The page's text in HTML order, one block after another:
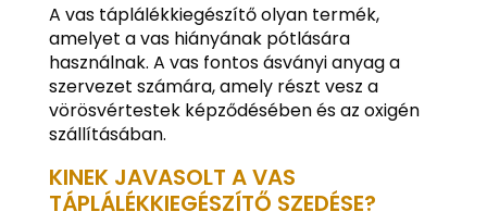
A vas táplálékkiegészítő olyan termék,
amelyet a vas hiányának pótlására
használnak. A vas fontos ásványi anyag a
szervezet számára, amely részt vesz a
vörösvértestek képződésében és az oxigén
szállításában.
KINEK JAVASOLT A VAS
TÁPLÁLÉKKIEGÉSZÍTŐ SZEDÉSE?